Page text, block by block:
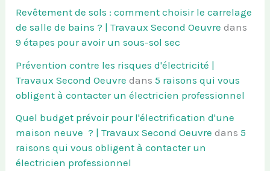
Revêtement de sols : comment choisir le carrelage
de salle de bains ? | Travaux Second Oeuvre dans
9 étapes pour avoir un sous-sol sec
Prévention contre les risques d'électricité |
Travaux Second Oeuvre dans5 raisons qui vous
obligent à contacter un électricien professionnel
Quel budget prévoir pour l'électrification d'une
maison neuve ? | Travaux Second Oeuvre dans5
raisons qui vous obligent à contacter un
électricien professionnel